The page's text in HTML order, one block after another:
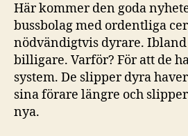
Här kommer den goda
bussbolag med ordentliga
nödvändigtvis dyrare.
billigare. Varför? För att de
system. De slipper dyra
sina förare längre och
nya.